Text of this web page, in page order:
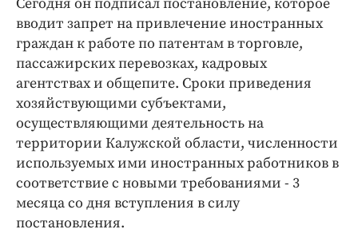
вводит запрет на привлечение иностранных
граждан к работе по патентам в торговле,
пассажирских перевозках, кадровых
агентствах и общепите. Сроки приведения
хозяйствующими субъектами,
осуществляющими деятельность на
территории Калужской области, численности
используемых ими иностранных работников в
соответствие с новыми требованиями - 3
месяца со дня вступления в силу
постановления.